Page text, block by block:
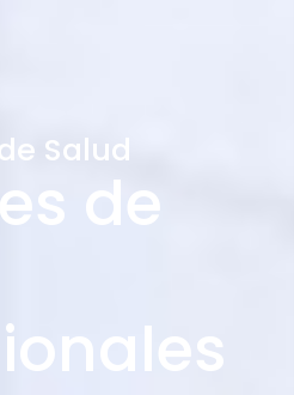
Salud
de